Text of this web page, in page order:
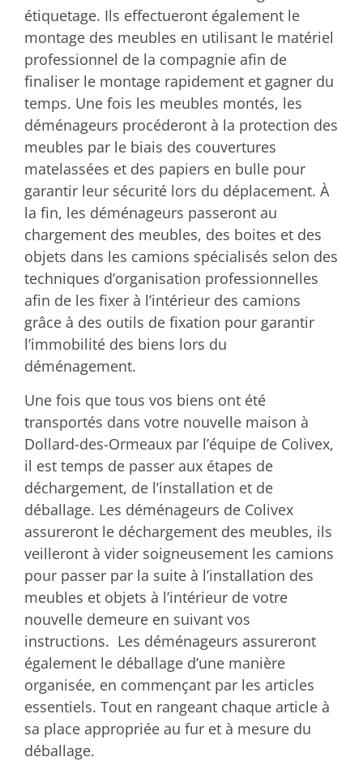
étiquetage. Ils effectueront également le
montage des meubles en utilisant le matériel
professionnel de la compagnie afin de
finaliser le montage rapidement et gagner du
temps. Une fois les meubles montés, les
déménageurs procéderont à la protection des
meubles par le biais des couvertures
matelassées et des papiers en bulle pour
garantir leur sécurité lors du déplacement. À
la fin, les déménageurs passeront au
chargement des meubles, des boites et des
objets dans les camions spécialisés selon des
techniques d’organisation professionnelles
afin de les fixer à l’intérieur des camions
grâce à des outils de fixation pour garantir
l’immobilité des biens lors du
déménagement.
Une fois que tous vos biens ont été
transportés dans votre nouvelle maison à
Dollard-des-Ormeaux par l’équipe de Colivex,
il est temps de passer aux étapes de
déchargement, de l’installation et de
déballage. Les déménageurs de Colivex
assureront le déchargement des meubles, ils
veilleront à vider soigneusement les camions
pour passer par la suite à l’installation des
meubles et objets à l’intérieur de votre
nouvelle demeure en suivant vos
instructions. Les déménageurs assureront
également le déballage d’une manière
organisée, en commençant par les articles
essentiels. Tout en rangeant chaque article à
sa place appropriée au fur et à mesure du
déballage.